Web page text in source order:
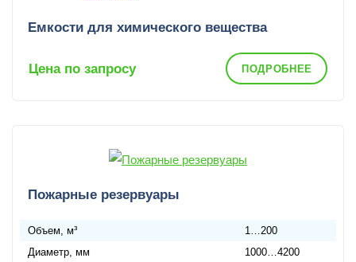
Емкости для химического вещества
Цена по запросу ПОДРОБНЕЕ
Пожарные резервуары
Объем, м³
1…200
Диаметр, мм
1000…4200